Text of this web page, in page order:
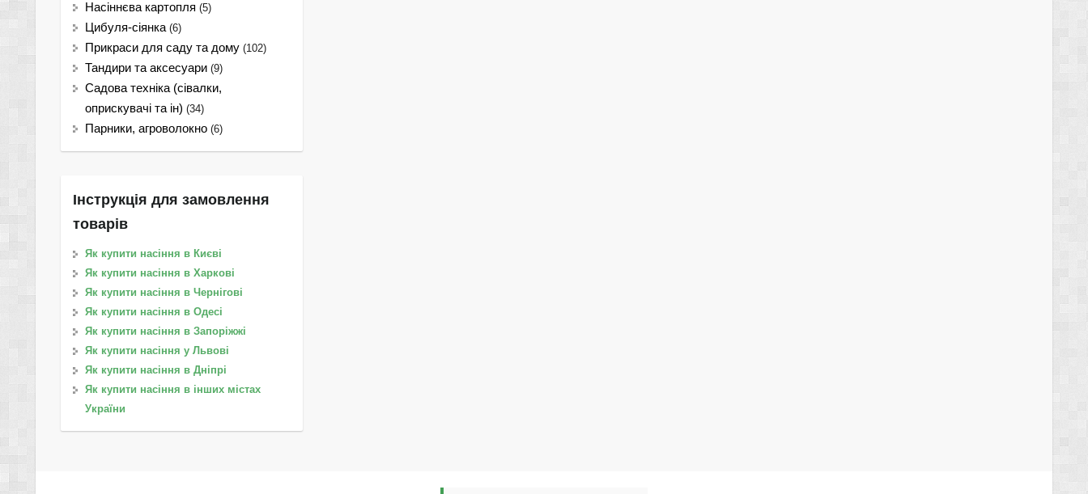
Насіннєва картопля (5)
Цибуля-сіянка (6)
Прикраси для саду та дому (102)
Тандири та аксесуари (9)
Садова техніка (сівалки,
оприскувачі та ін) (34)
Парники, агроволокно (6)
Інструкція для замовлення
товарів
Як купити насіння в Києві
Як купити насіння в Харкові
Як купити насіння в Чернігові
Як купити насіння в Одесі
Як купити насіння в Запоріжжі
Як купити насіння у Львові
Як купити насіння в Дніпрі
Як купити насіння в інших містах
України